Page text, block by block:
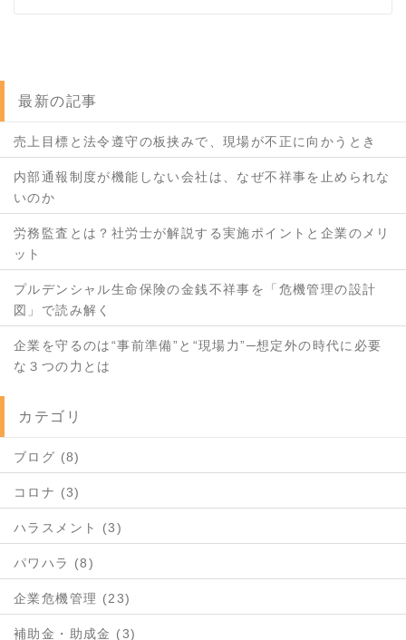
最新の記事
売上目標と法令遵守の板挟みで、現場が不正に向かうとき
内部通報制度が機能しない会社は、なぜ不祥事を止められな
いのか
労務監査とは？社労士が解説する実施ポイントと企業のメリ
ット
プルデンシャル生命保険の金銭不祥事を「危機管理の設計
図」で読み解く
企業を守るのは“事前準備”と“現場力”─想定外の時代に必要
な３つの力とは
カテゴリ
ブログ (8)
コロナ (3)
ハラスメント (3)
パワハラ (8)
企業危機管理 (23)
補助金・助成金 (3)